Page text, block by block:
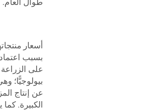
أسعار
بسبب
على الزراعة
بيولوجيًّا؛
عن إنتاج
الكبيرة.